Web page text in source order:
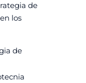
de
los
de